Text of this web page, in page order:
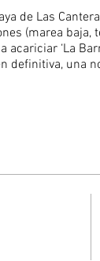
de Las
(marea
‘La
definitiva, una
Grupo 2: 22.00